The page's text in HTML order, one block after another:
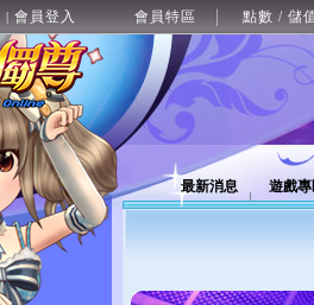
| 會員登入 會員特區 點數 / 儲
最新消息 遊戲